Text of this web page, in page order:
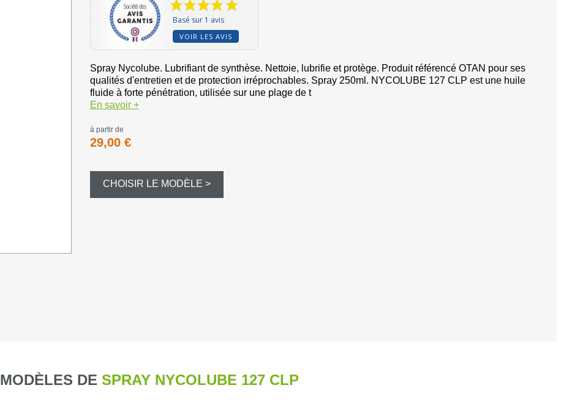
Dispersantes
Magnum et super-magnum
Détecteurs de métaux
Basé sur 1 avis
VOIR LES AVIS
Spray Nycolube. Lubrifiant de synthèse. Nettoie, lubrifie et protège. Produit référencé OTAN pour ses
qualités d'entretien et de protection irréprochables. Spray 250ml. NYCOLUBE 127 CLP est une huile
fluide à forte pénétration, utilisée sur une plage de t
En savoir +
à partir de
29,00 €
CHOISIR LE MODÈLE >
MODÈLES DE SPRAY NYCOLUBE 127 CLP